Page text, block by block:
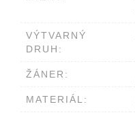
VÝTVARNÝ
DRUH:
ŽÁNER:
MATERIÁL: